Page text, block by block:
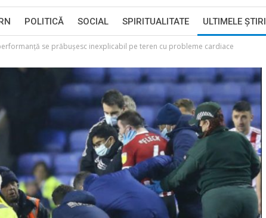
POLITICĂ SOCIAL SPIRITUALITATE ULTIMELE ŞTIRI
se prăbușesc inexplicabil pe teren cu probleme cardiace